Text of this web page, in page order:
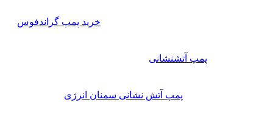
خرید پمپ گراندفوس
پمپ آتشنشانی
پمپ آتش نشانی سمنان انرژی